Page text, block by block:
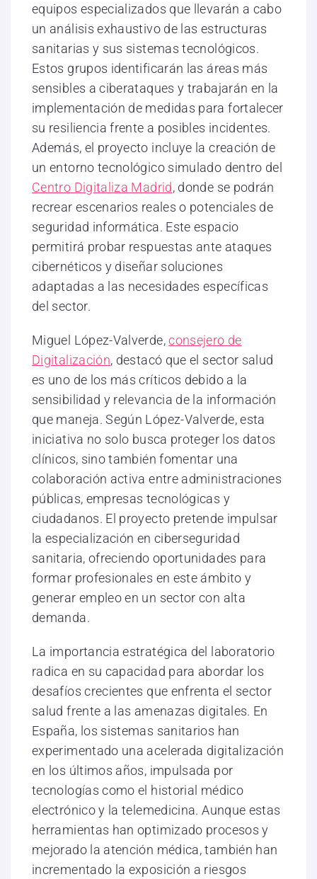
equipos especializados que llevarán a cabo
un análisis exhaustivo de las estructuras
sanitarias y sus sistemas tecnológicos.
Estos grupos identificarán las áreas más
sensibles a ciberataques y trabajarán en la
implementación de medidas para fortalecer
su resiliencia frente a posibles incidentes.
Además, el proyecto incluye la creación de
un entorno tecnológico simulado dentro del
Centro Digitaliza Madrid, donde se podrán
recrear escenarios reales o potenciales de
seguridad informática. Este espacio
permitirá probar respuestas ante ataques
cibernéticos y diseñar soluciones
adaptadas a las necesidades específicas
del sector.
Miguel López-Valverde,consejero de
Digitalización, destacó que el sector salud
es uno de los más críticos debido a la
sensibilidad y relevancia de la información
que maneja. Según López-Valverde, esta
iniciativa no solo busca proteger los datos
clínicos, sino también fomentar una
colaboración activa entre administraciones
públicas, empresas tecnológicas y
ciudadanos. El proyecto pretende impulsar
la especialización en ciberseguridad
sanitaria, ofreciendo oportunidades para
formar profesionales en este ámbito y
generar empleo en un sector con alta
demanda.
La importancia estratégica del laboratorio
radica en su capacidad para abordar los
desafíos crecientes que enfrenta el sector
salud frente a las amenazas digitales. En
España, los sistemas sanitarios han
experimentado una acelerada digitalización
en los últimos años, impulsada por
tecnologías como el historial médico
electrónico y la telemedicina. Aunque estas
herramientas han optimizado procesos y
mejorado la atención médica, también han
incrementado la exposición a riesgos